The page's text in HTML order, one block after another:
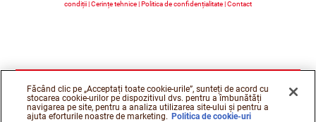
condiții Cerințe tehnice Politica de confidențialitate Contact
Făcând clic pe „Acceptați toate cookie-urile”, sunteți de acord cu
stocarea cookie-urilor pe dispozitivul dvs. pentru a îmbunătăți
navigarea pe site, pentru a analiza utilizarea site-ului și pentru a
ajuta eforturile noastre de marketing. Politica de cookie-uri